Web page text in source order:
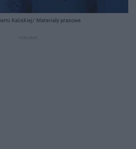
Kaliskiej/ Materiały prasowe